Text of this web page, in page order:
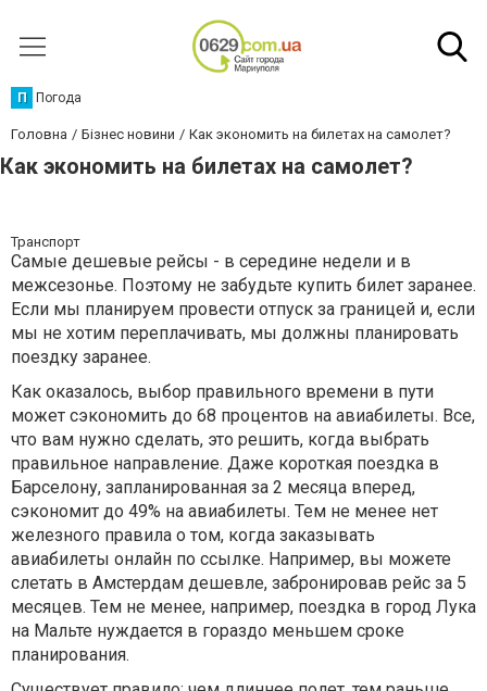
П Погода
Головна Бізнес новини Как экономить на билетах на самолет?
Как экономить на билетах на самолет?
Транспорт
Самые дешевые рейсы - в середине недели и в
межсезонье. Поэтому не забудьте купить билет заранее.
Если мы планируем провести отпуск за границей и, если
мы не хотим переплачивать, мы должны планировать
поездку заранее.
Как оказалось, выбор правильного времени в пути
может сэкономить до 68 процентов на авиабилеты. Все,
что вам нужно сделать, это решить, когда выбрать
правильное направление. Даже короткая поездка в
Барселону, запланированная за 2 месяца вперед,
сэкономит до 49% на авиабилеты. Тем не менее нет
железного правила о том, когда заказывать
авиабилеты онлайн по ссылке. Например, вы можете
слетать в Амстердам дешевле, забронировав рейс за 5
месяцев. Тем не менее, например, поездка в город Лука
на Мальте нуждается в гораздо меньшем сроке
планирования.